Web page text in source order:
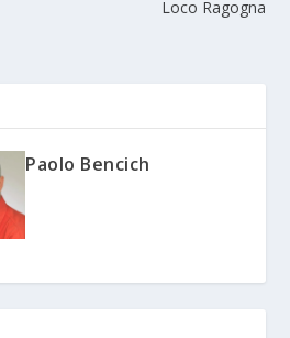
Loco Ragogna
Paolo Bencich